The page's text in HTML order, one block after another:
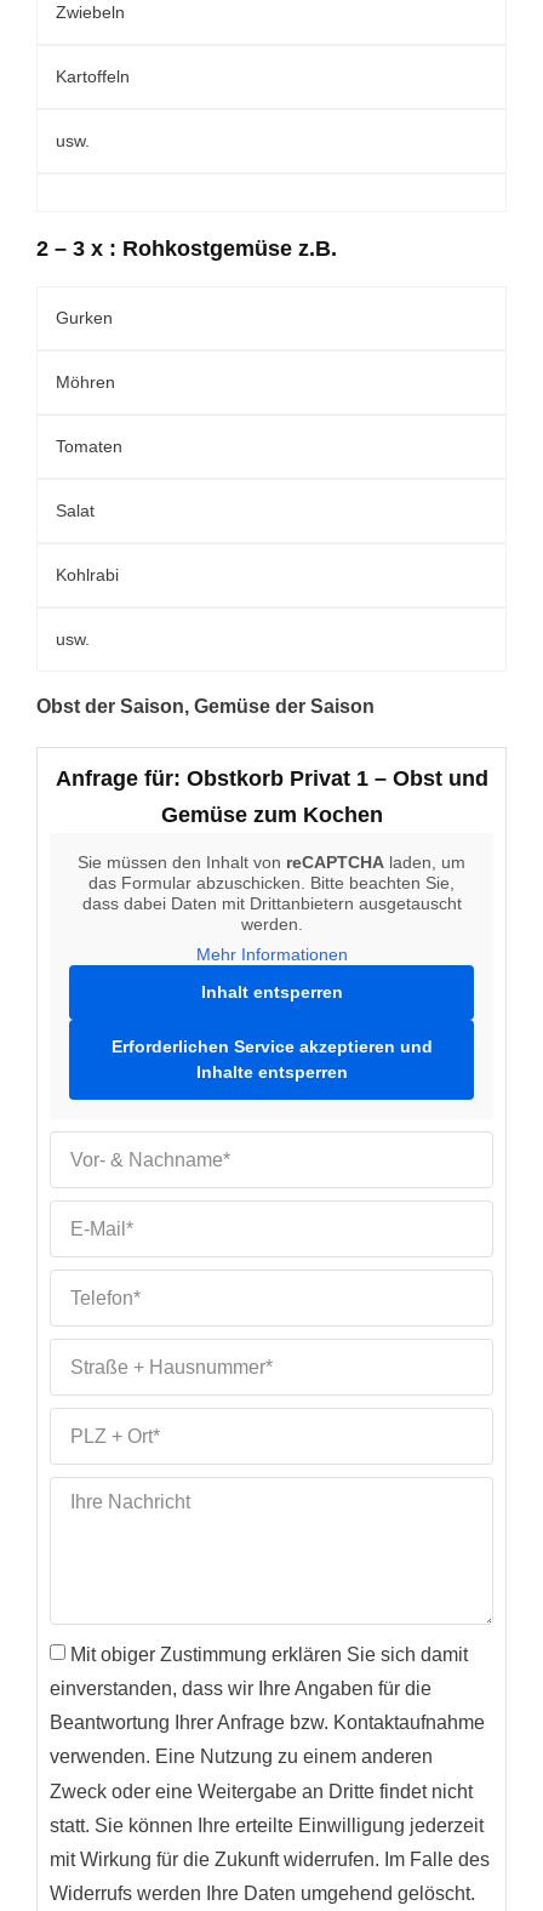
Zwiebeln
Kartoffeln
usw.
2 – 3 x : Rohkostgemüse z.B.
Gurken
Möhren
Tomaten
Salat
Kohlrabi
usw.
Obst der Saison, Gemüse der Saison
Anfrage für: Obstkorb Privat 1 – Obst und
Gemüse zum Kochen
Sie müssen den Inhalt von reCAPTCHA laden, um
das Formular abzuschicken. Bitte beachten Sie,
dass dabei Daten mit Drittanbietern ausgetauscht
werden.
Mehr Informationen
Inhalt entsperren
Erforderlichen Service akzeptieren und
Inhalte entsperren
Mit obiger Zustimmung erklären Sie sich damit
einverstanden, dass wir Ihre Angaben für die
Beantwortung Ihrer Anfrage bzw. Kontaktaufnahme
verwenden. Eine Nutzung zu einem anderen
Zweck oder eine Weitergabe an Dritte findet nicht
statt. Sie können Ihre erteilte Einwilligung jederzeit
mit Wirkung für die Zukunft widerrufen. Im Falle des
Widerrufs werden Ihre Daten umgehend gelöscht.